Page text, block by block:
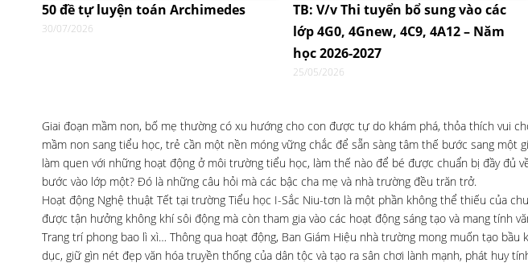
50 đề tự luyện toán Archimedes
30/07/2026
TB: V/v Thi tuyển bổ sung vào các
lớp 4G0, 4Gnew, 4C9, 4A12 – Năm
học 2026-2027
25/05/2026
Giai đoạn mầm non, bố mẹ thường có xu hướng cho con được tự do khám phá, thỏa thích vui
mầm non sang tiểu học, trẻ cần một nền móng vững chắc để sẵn sàng tâm thế bước sang một
làm quen với những hoạt động ở môi trường tiểu học, làm thế nào để bé được chuẩn bị đầy đủ
bước vào lớp một? Đó là những câu hỏi mà các bậc cha mẹ và nhà trường đều trăn trở.
Hoạt động Nghệ thuật Tết tại trường Tiểu học I-Sắc Niu-tơn là một phần không thể thiếu của
được tận hưởng không khí sôi động mà còn tham gia vào các hoạt động sáng tạo và mang tính
Trang trí phong bao lì xì… Thông qua hoạt động, Ban Giám Hiệu nhà trường mong muốn tạo bầu
dục, giữ gìn nét đẹp văn hóa truyền thống của dân tộc và tạo ra sân chơi lành mạnh, phát huy